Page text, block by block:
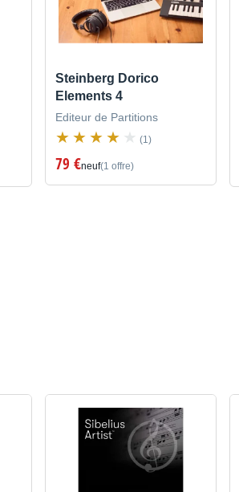
Steinberg Dorico
Elements 4
Editeur de Partitions
(1)
79 €neuf(1 offre)